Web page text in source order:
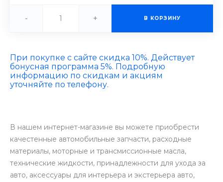
- + В КОРЗИНУ
При покупке с сайте скидка 10%. Действует
бонусная программа 5%. Подробную
информацию по скидкам и акциям
уточняйте по телефону.
В нашем интернет-магазине вы можете приобрести
качестенные автомобильные запчасти, расходные
материалы, моторные и трансмиссионные масла,
технические жидкости, принадлежности для ухода за
авто, аксессуары для интерьера и экстерьера авто,